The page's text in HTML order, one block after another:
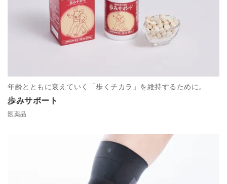
歩みサポート
年齢とともに衰えていく「歩くチカラ」を維持するために。
医薬品